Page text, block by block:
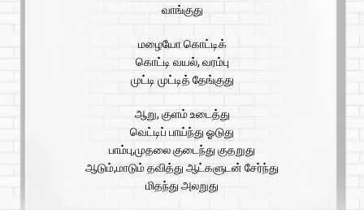
வாங்குது
மழையோ கொட்டிக்
கொட்டி வயல், வரம்பு
முட்டி முட்டித் தேங்குது
ஆறு, குளம் உடைத்து
வெட்டிப் பாய்ந்து ஓடுது
பாம்பு,முதலை குடைந்து குதறுது
ஆடும்,மாடும் தவித்து ஆட்களுடன் சேர்ந்து
மிதந்து அலறுது